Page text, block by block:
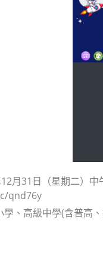
月31日（星期二）
qnd76y
、高級中學(含普高